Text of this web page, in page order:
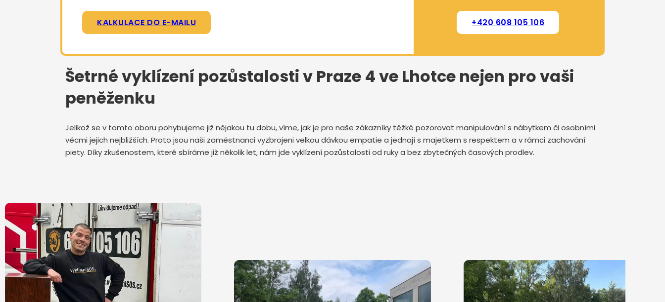
KALKULACE DO E-MAILU +420 608 105 106
Šetrné vyklízení pozůstalosti v Praze 4 ve Lhotce nejen pro vaši
peněženku
Jelikož se v tomto oboru pohybujeme již nějakou tu dobu, víme, jak je pro naše zákazníky těžké pozorovat manipulování s nábytkem či osobními
věcmi jejich nejbližších. Proto jsou naši zaměstnanci vyzbrojeni velkou dávkou empatie a jednají s majetkem s respektem a v rámci zachování
piety. Díky zkušenostem, které sbíráme již několik let, nám jde vyklízení pozůstalosti od ruky a bez zbytečných časových prodlev.